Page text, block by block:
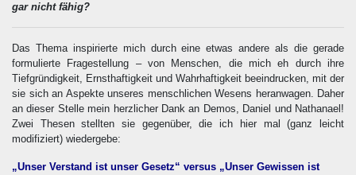
gar nicht fähig?
Das Thema inspirierte mich durch eine etwas andere als die gerade
formulierte Fragestellung – von Menschen, die mich eh durch ihre
Tiefgründigkeit, Ernsthaftigkeit und Wahrhaftigkeit beeindrucken, mit der
sie sich an Aspekte unseres menschlichen Wesens heranwagen. Daher
an dieser Stelle mein herzlicher Dank an Demos, Daniel und Nathanael!
Zwei Thesen stellten sie gegenüber, die ich hier mal (ganz leicht
modifiziert) wiedergebe:
„Unser Verstand ist unser Gesetz“ versus „Unser Gewissen ist